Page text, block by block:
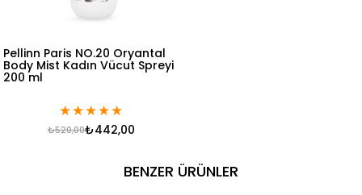
Pellinn Paris NO.20 Oryantal
Body Mist Kadın Vücut Spreyi
200 ml
★★★★★
₺442,00
₺520,00
BENZER ÜRÜNLER